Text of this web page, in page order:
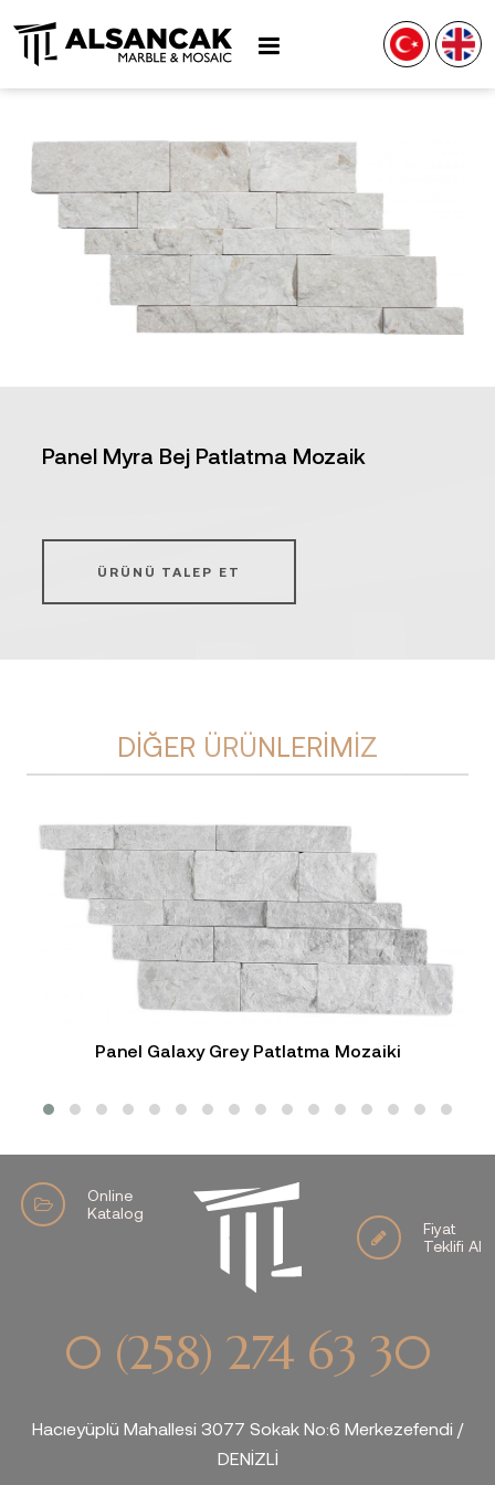
Panel Myra Bej Patlatma Mozaik
ÜRÜNÜ TALEP ET
DIĞER ÜRÜNLERIMIZ
Panel Galaxy Grey Patlatma Mozaiki
Online
Katalog
Fiyat
Teklifi Al
0 (258) 274 63 30
Hacıeyüplü Mahallesi 3077 Sokak No:6 Merkezefendi /
DENİZLİ